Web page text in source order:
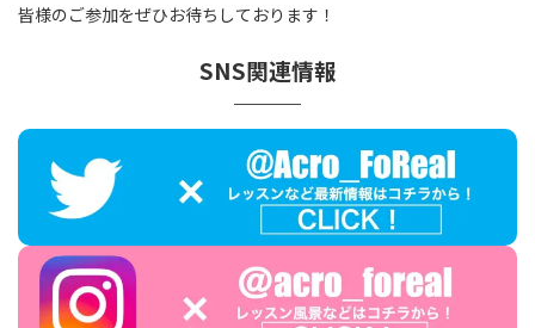
皆様のご参加をぜひお待ちしております！
SNS関連情報